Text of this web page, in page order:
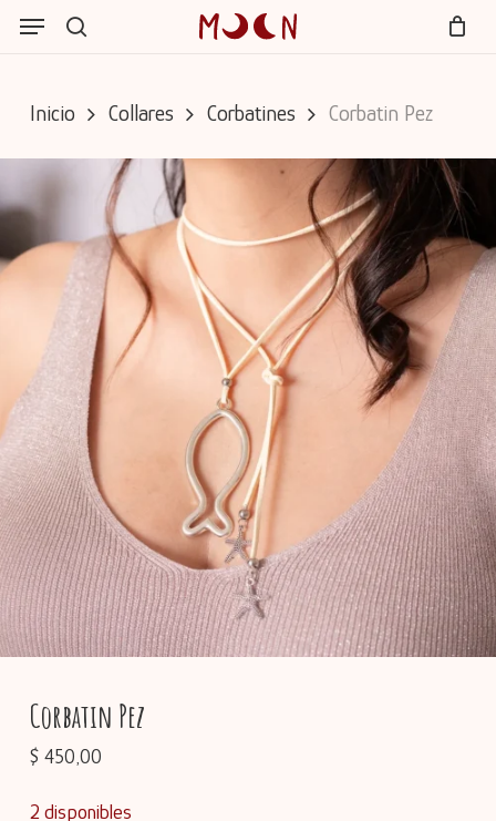
Menu
Inicio Collares Corbatines Corbatin Pez
Corbatin Pez
$ 450,00
2 disponibles
Menu